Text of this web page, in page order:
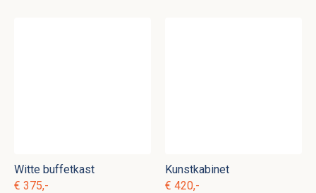
Witte buffetkast
€ 375,-
Kunstkabinet
€ 420,-